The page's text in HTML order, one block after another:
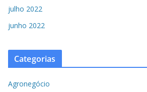
julho 2022
junho 2022
Categorias
Agronegócio